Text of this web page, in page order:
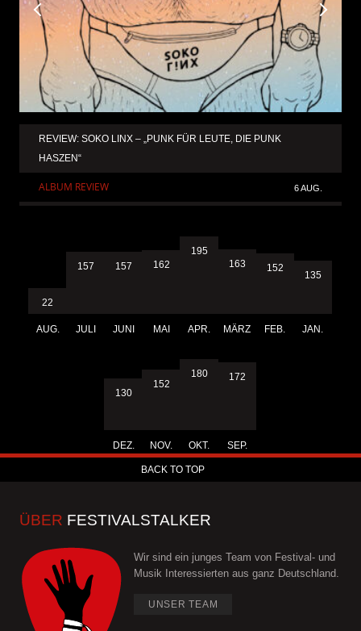
REVIEW: SOKO LINX – „PUNK FÜR LEUTE, DIE PUNK
HASZEN“
ALBUM REVIEW 6 AUG.
22
AUG.
157
JULI
157
JUNI
162
MAI
195
APR.
163
MÄRZ
152
FEB.
135
JAN.
130
DEZ.
152
NOV.
180
OKT.
172
SEP.
BACK TO TOP
ÜBER FESTIVALSTALKER
Wir sind ein junges Team von Festival- und
Musik Interessierten aus ganz Deutschland.
UNSER TEAM